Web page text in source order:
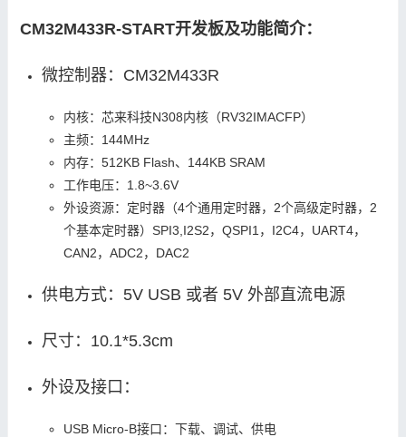
CM32M433R-START开发板及功能简介：
微控制器：CM32M433R
内核：芯来科技N308内核（RV32IMACFP）
主频：144MHz
内存：512KB Flash、144KB SRAM
工作电压：1.8~3.6V
外设资源：定时器（4个通用定时器，2个高级定时器，2
个基本定时器）SPI3,I2S2，QSPI1，I2C4，UART4，
CAN2，ADC2，DAC2
供电方式：5V USB 或者 5V 外部直流电源
尺寸：10.1*5.3cm
外设及接口：
USB Micro-B接口：下载、调试、供电